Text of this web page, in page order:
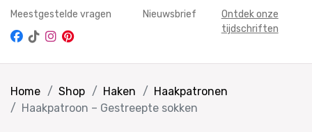
Meestgestelde vragen Nieuwsbrief
Ontdek onze
tijdschriften
Home Shop Haken
Haakpatronen
Haakpatroon – Gestreepte sokken